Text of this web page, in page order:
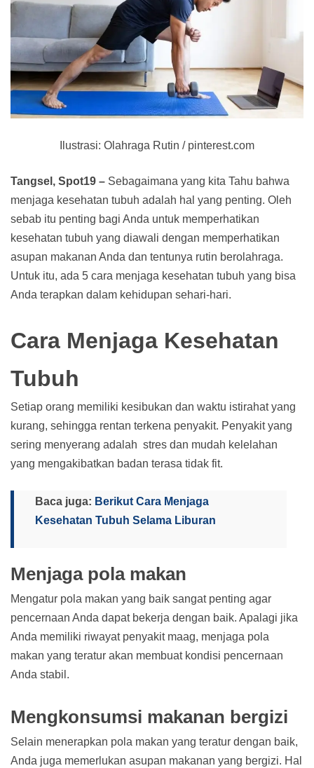
Ilustrasi: Olahraga Rutin / pinterest.com
Tangsel, Spot19 – Sebagaimana yang kita Tahu bahwa
menjaga kesehatan tubuh adalah hal yang penting. Oleh
sebab itu penting bagi Anda untuk memperhatikan
kesehatan tubuh yang diawali dengan memperhatikan
asupan makanan Anda dan tentunya rutin berolahraga.
Untuk itu, ada 5 cara menjaga kesehatan tubuh yang bisa
Anda terapkan dalam kehidupan sehari-hari.
Cara Menjaga Kesehatan
Tubuh
Setiap orang memiliki kesibukan dan waktu istirahat yang
kurang, sehingga rentan terkena penyakit. Penyakit yang
sering menyerang adalah stres dan mudah kelelahan
yang mengakibatkan badan terasa tidak fit.
Baca juga: Berikut Cara Menjaga
Kesehatan Tubuh Selama Liburan
Menjaga pola makan
Mengatur pola makan yang baik sangat penting agar
pencernaan Anda dapat bekerja dengan baik. Apalagi jika
Anda memiliki riwayat penyakit maag, menjaga pola
makan yang teratur akan membuat kondisi pencernaan
Anda stabil.
Mengkonsumsi makanan bergizi
Selain menerapkan pola makan yang teratur dengan baik,
Anda juga memerlukan asupan makanan yang bergizi. Hal